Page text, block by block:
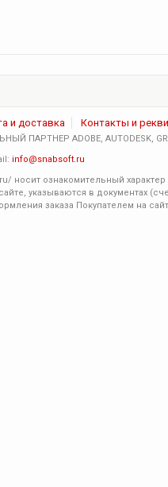
и доставка Контакты и
ADOBE, AUTODESK,
info@snabsoft.ru
носит ознакомительный
указываются в документах
заказа Покупателем на